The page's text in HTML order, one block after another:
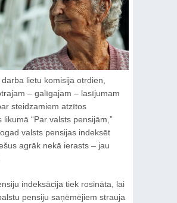
lietu komisija otrdien,
– galīgajam – lasījumam
steidzamiem atzītos
likumā “Par valsts pensijām,”
valsts pensijas indeksēt
agrāk nekā ierasts – jau
indeksācija tiek rosināta, lai
pensiju saņēmējiem strauja